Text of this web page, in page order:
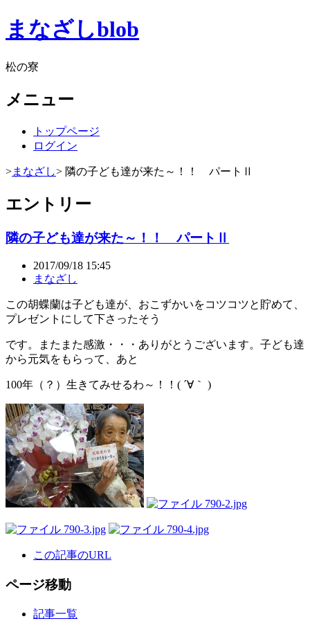
まなざしblob
松の寮
メニュー
トップページ
ログイン
>まなざし> 隣の子ども達が来た～！！ パートⅡ
エントリー
隣の子ども達が来た～！！ パートⅡ
2017/09/18 15:45
まなざし
この胡蝶蘭は子ども達が、おこずかいをコツコツと貯めて、
プレゼントにして下さったそう
です。またまた感激・・・ありがとうございます。子ども達
から元気をもらって、あと
100年（？）生きてみせるわ～！！( ´∀｀ )
この記事のURL
ページ移動
記事一覧